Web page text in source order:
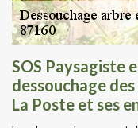
SOS Paysagiste
dessouchage
La Poste et ses